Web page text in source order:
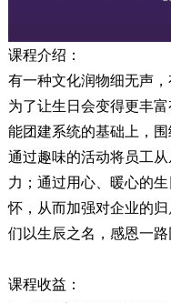
课程介绍：
有一种文化润物细无声，
为了让生日会变得更丰
能团建系统的基础上，
通过趣味的活动将员工
力；通过用心、暖心的
怀，从而加强对企业的
们以生辰之名，感恩一路
课程收益：